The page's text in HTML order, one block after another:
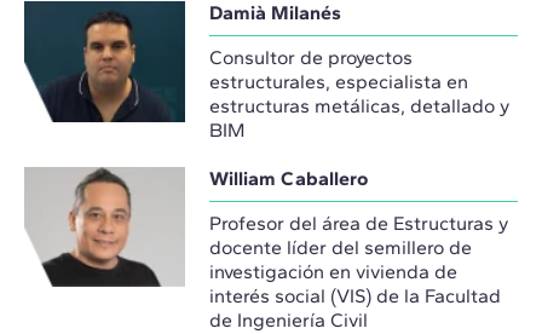
Damià Milanés
Consultor de proyectos
estructurales, especialista en
estructuras metálicas, detallado y
BIM
William Caballero
Profesor del área de Estructuras y
docente líder del semillero de
investigación en vivienda de
interés social (VIS) de la Facultad
de Ingeniería Civil